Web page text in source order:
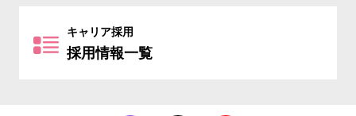
キャリア採用
採用情報一覧